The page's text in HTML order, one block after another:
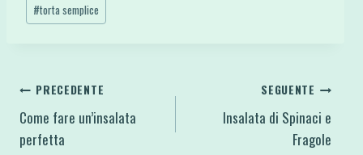
#torta semplice
Navigazione
articoli
PRECEDENTE
Come fare un’insalata
perfetta
SEGUENTE
Insalata di Spinaci e
Fragole